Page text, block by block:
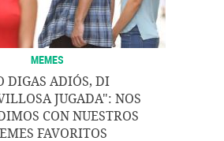
MEMES
DIGAS ADIÓS, DI
JUGADA": NOS
CON NUESTROS
FAVORITOS